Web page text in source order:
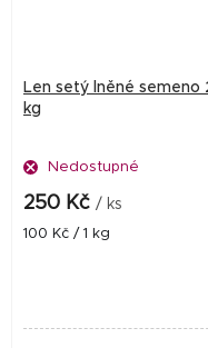
Len setý lněné semeno
kg
Nedostupné
250 Kč / ks
Měrná
100 Kč / 1 kg